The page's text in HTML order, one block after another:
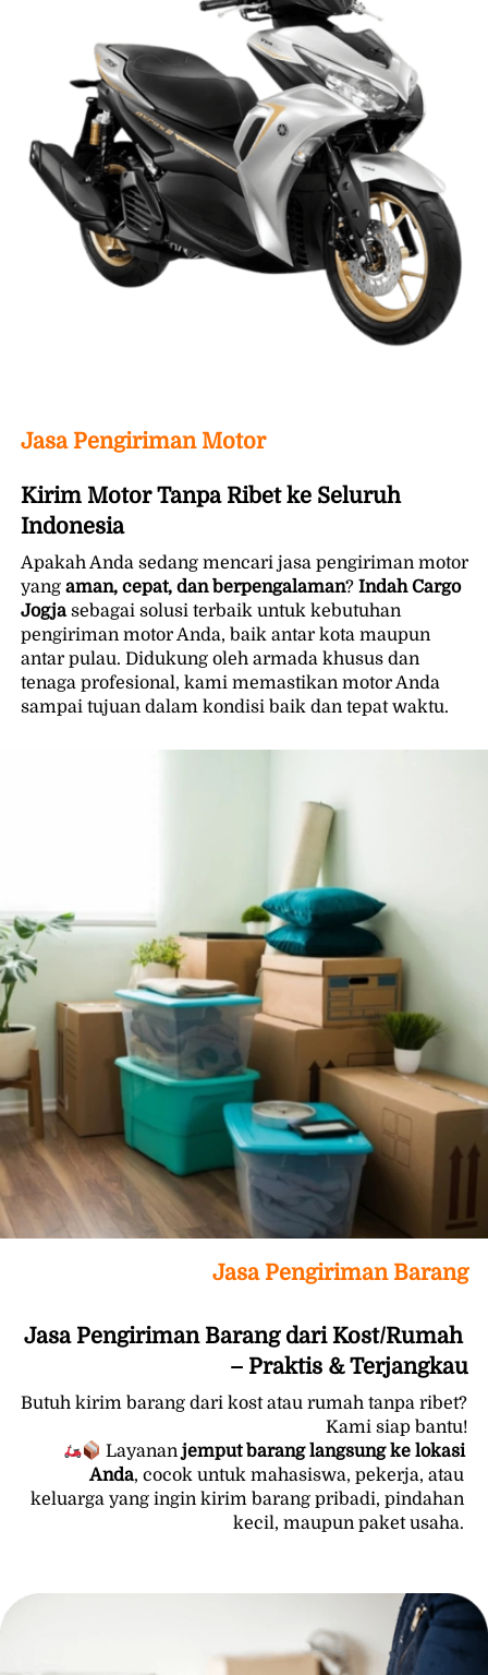
Jasa Pengiriman Motor
Kirim Motor Tanpa Ribet ke Seluruh
Indonesia
Apakah Anda sedang mencari jasa pengiriman motor
yang aman, cepat, dan berpengalaman? Indah Cargo
Jogja sebagai solusi terbaik untuk kebutuhan
pengiriman motor Anda, baik antar kota maupun
antar pulau. Didukung oleh armada khusus dan
tenaga profesional, kami memastikan motor Anda
sampai tujuan dalam kondisi baik dan tepat waktu.
Jasa Pengiriman Barang
Jasa Pengiriman Barang dari Kost/Rumah
– Praktis & Terjangkau
Butuh kirim barang dari kost atau rumah tanpa ribet?
Kami siap bantu!
Layanan jemput barang langsung ke lokasi
Anda, cocok untuk mahasiswa, pekerja, atau
keluarga yang ingin kirim barang pribadi, pindahan
kecil, maupun paket usaha.